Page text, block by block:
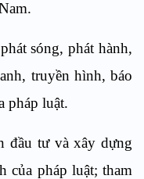
sóng, phát hành,
truyền hình, báo
pháp luật.
đầu tư và xây dựng
của pháp luật; tham